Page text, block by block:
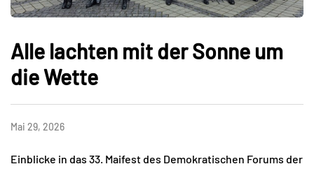
Alle lachten mit der Sonne um
die Wette
Mai 29, 2026
Einblicke in das 33. Maifest des Demokratischen Forums der